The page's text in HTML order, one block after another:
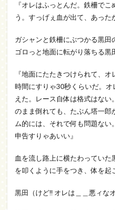
『オレはふっとんだ。鉄柵で
う。すっげぇ血が出て、あった
ガシャンと鉄柵にぶつかる黒田
ゴロっと地面に転がり落ちる黒
『地面にたたきつけられて、オ
時間にすりゃ30秒くらいだ。
えた。レース自体は格式はない
のまま倒れても、たぶん塔一郎
ム的には、それで何も問題な
申告すりゃあいい』
血を流し路上に横たわってい
を叩くように手をつき、体を起
黒田（けど‼ オレは＿＿悪ィな